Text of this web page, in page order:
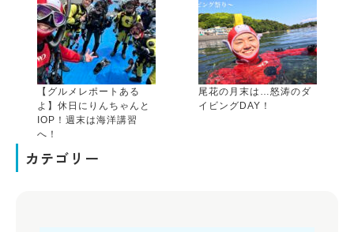
【グルメレポートある
よ】休日にりんちゃんと
IOP！週末は海洋講習
へ！
尾花の月末は…怒涛のダ
イビングDAY！
カテゴリー